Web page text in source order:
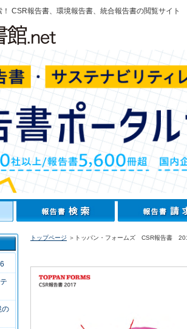
CSR報告書、環境報告書、統合報告書の閲覧サイト
の
トップページ ＞トッパン・フォームズ CSR報告書